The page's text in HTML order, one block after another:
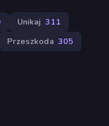
Unikaj 311
Przeszkoda 305